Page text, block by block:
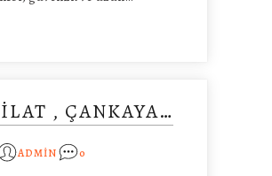
, ÇANKAYA…
ADMIN 0